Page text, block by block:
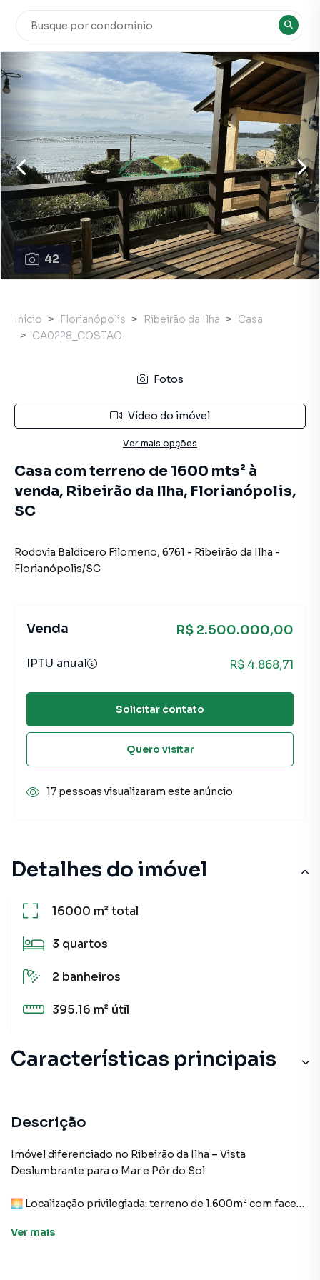
42
Detalhes do imóvel
16000 m²total
3 quartos
2 banheiros
395.16 m² útil
Características principais
Vista para o Mar
Sacada
Descrição
Imóvel diferenciado no Ribeirão da Ilha – Vista
Deslumbrante para o Mar e Pôr do Sol
🌅 Localização privilegiada: terreno de 1.600m² com face
Praia do Ribeirão da Ilha.
Ver mais
Início Florianópolis Ribeirão da Ilha
Casa
CA0228_COSTAO
Fotos
Vídeo do imóvel
Ver mais opções
Casa com terreno de 1600 mts² à
venda, Ribeirão da Ilha, Florianópolis,
SC
Rodovia Baldicero Filomeno, 6761 - Ribeirão da Ilha -
Florianópolis/SC
Venda R$ 2.500.000,00
IPTU anual R$ 4.868,71
Solicitar contato
Quero visitar
17 pessoas visualizaram este anúncio